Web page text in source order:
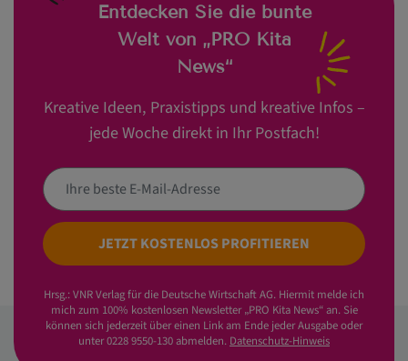
Entdecken Sie die bunte
Welt von „PRO Kita
News“
Kreative Ideen, Praxistipps und kreative Infos –
jede Woche direkt in Ihr Postfach!
JETZT KOSTENLOS PROFITIEREN
Hrsg.: VNR Verlag für die Deutsche Wirtschaft AG. Hiermit melde ich
mich zum 100% kostenlosen Newsletter „PRO Kita News“ an. Sie
können sich jederzeit über einen Link am Ende jeder Ausgabe oder
unter 0228 9550-130 abmelden. Datenschutz-Hinweis